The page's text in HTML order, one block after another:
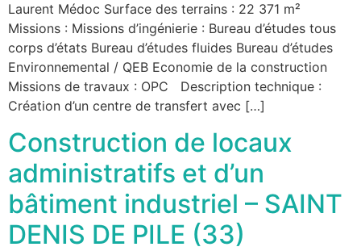
Laurent Médoc Surface des terrains : 22 371 m²
Missions : Missions d’ingénierie : Bureau d’études tous
corps d’états Bureau d’études fluides Bureau d’études
Environnemental / QEB Economie de la construction
Missions de travaux : OPC Description technique :
Création d’un centre de transfert avec […]
Construction de locaux
administratifs et d’un
bâtiment industriel – SAINT
DENIS DE PILE (33)